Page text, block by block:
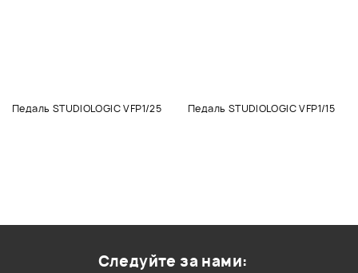
Педаль STUDIOLOGIC VFP1/25 Педаль STUDIOLOGIC VFP1/15
Следуйте за нами: